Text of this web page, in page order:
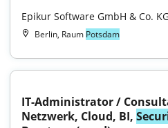
Epikur Software GmbH & Co.
Berlin, Raum Potsdam
IT-Administrator /
Netzwerk, Cloud, BI,